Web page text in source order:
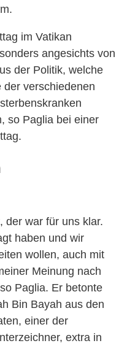
im Vatikan
angesichts von
der Politik, welche
verschiedenen
so Paglia bei einer
der war für uns klar.
haben und wir
wollen, auch mit
Meinung nach
Paglia. Er betonte
Bin Bayah aus den
einer der
extra in